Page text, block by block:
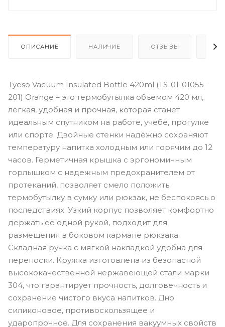
ОПИСАНИЕ НАЛИЧИЕ ОТЗЫВЫ
Tyeso Vacuum Insulated Bottle 420ml (TS-01-01055-
201) Orange – это термобутылка объемом 420 мл,
лёгкая, удобная и прочная, которая станет
идеальным спутником на работе, учебе, прогулке
или спорте. Двойные стенки надёжно сохраняют
температуру напитка холодным или горячим до 12
часов. Герметичная крышка с эргономичным
горлышком с надежным предохранителем от
протеканий, позволяет смело положить
термобутылку в сумку или рюкзак, не беспокоясь о
последствиях. Узкий корпус позволяет комфортно
держать её одной рукой, подходит для
размещения в боковом кармане рюкзака.
Складная ручка с мягкой накладкой удобна для
переноски. Кружка изготовлена из безопасной
высококачественной нержавеющей стали марки
304, что гарантирует прочность, долговечность и
сохранение чистого вкуса напитков. Дно
силиконовое, противоскользящее и
ударопрочное. Для сохранения вакуумных свойств